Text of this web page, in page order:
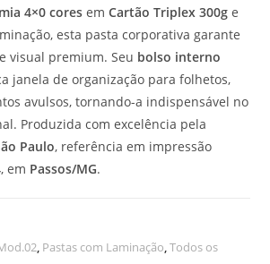
4×0 cores emCartão Triplex 300g e
esta pasta corporativa garante
visual premium. Seu bolso interno
janela de organização para folhetos,
avulsos, tornando-a indispensável no
Produzida com excelência pela
Paulo, referência em impressão
, em Passos/MG.
, Pastas com Laminação,Todos os